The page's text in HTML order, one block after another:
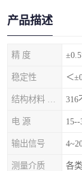
产品描述
精 度
稳定性 ＜
316
电 源
输出信号
测量介质 各